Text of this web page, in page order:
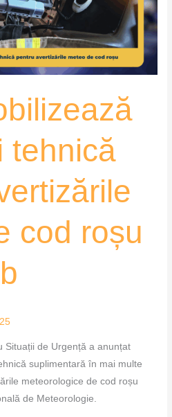
tehnică
cod roșu
Situații de Urgență a anunțat
suplimentară în mai multe
meteorologice de cod roșu
de Meteorologie.